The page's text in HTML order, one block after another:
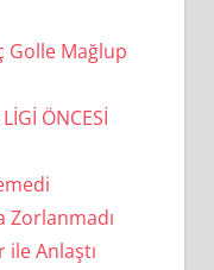
Golle Mağlup
ÖNCESİ
Zorlanmadı
Anlaştı